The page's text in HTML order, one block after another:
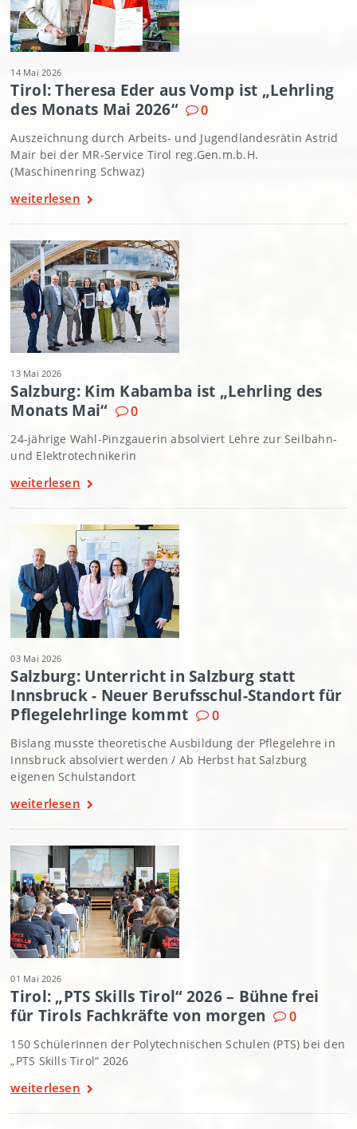
14 Mai 2026
Tirol: Theresa Eder aus Vomp ist „Lehrling
des Monats Mai 2026“
0
Auszeichnung durch Arbeits- und Jugendlandesrätin Astrid
Mair bei der MR-Service Tirol reg.Gen.m.b.H.
(Maschinenring Schwaz)
weiterlesen
13 Mai 2026
Salzburg: Kim Kabamba ist „Lehrling des
Monats Mai“
0
24-jährige Wahl-Pinzgauerin absolviert Lehre zur Seilbahn-
und Elektrotechnikerin
weiterlesen
03 Mai 2026
Salzburg: Unterricht in Salzburg statt
Innsbruck - Neuer Berufsschul-Standort für
Pflegelehrlinge kommt
0
Bislang musste theoretische Ausbildung der Pflegelehre in
Innsbruck absolviert werden / Ab Herbst hat Salzburg
eigenen Schulstandort
weiterlesen
01 Mai 2026
Tirol: „PTS Skills Tirol“ 2026 – Bühne frei
für Tirols Fachkräfte von morgen
0
150 SchülerInnen der Polytechnischen Schulen (PTS) bei den
„PTS Skills Tirol“ 2026
weiterlesen